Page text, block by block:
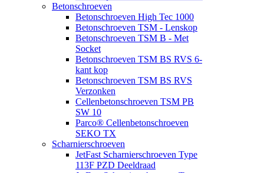
Betonschroeven
Betonschroeven High Tec 1000
Betonschroeven TSM - Lenskop
Betonschroeven TSM B - Met
Socket
Betonschroeven TSM BS RVS 6-
kant kop
Betonschroeven TSM BS RVS
Verzonken
Cellenbetonschroeven TSM PB
SW 10
Parco® Cellenbetonschroeven
SEKO TX
Scharnierschroeven
JetFast Scharnierschroeven Type
113F PZD Deeldraad